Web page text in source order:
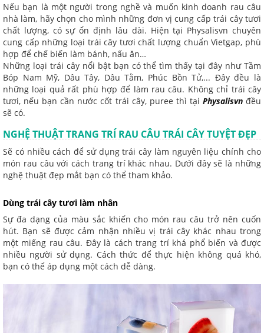
Nếu bạn là một người trong nghề và muốn kinh doanh rau câu
nhà làm, hãy chọn cho mình những đơn vị cung cấp trái cây tươi
chất lượng, có sự ổn định lâu dài. Hiện tại Physalisvn chuyên
cung cấp những loại trái cây tươi chất lượng chuẩn Vietgap, phù
hợp để chế biến làm bánh, nấu ăn…
Những loại trái cây nổi bật bạn có thể tìm thấy tại đây như Tầm
Bóp Nam Mỹ, Dâu Tây, Dâu Tằm, Phúc Bồn Tử,... Đây đều là
những loại quả rất phù hợp để làm rau câu. Không chỉ trái cây
tươi, nếu bạn cần nước cốt trái cây, puree thì tại Physalisvnđều
sẽ có.
NGHỆ THUẬT TRANG TRÍ RAU CÂU TRÁI CÂY TUYỆT ĐẸP
Sẽ có nhiều cách để sử dụng trái cây làm nguyên liệu chính cho
món rau câu với cách trang trí khác nhau. Dưới đây sẽ là những
nghệ thuật đẹp mắt bạn có thể tham khảo.
Dùng trái cây tươi làm nhân
Sự đa dạng của màu sắc khiến cho món rau câu trở nên cuốn
hút. Bạn sẽ được cảm nhận nhiều vị trái cây khác nhau trong
một miếng rau câu. Đây là cách trang trí khá phổ biến và được
nhiều người sử dụng. Cách thức để thực hiện không quá khó,
bạn có thể áp dụng một cách dễ dàng.